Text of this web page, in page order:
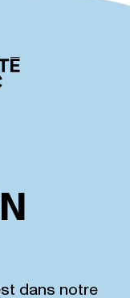
dans notre